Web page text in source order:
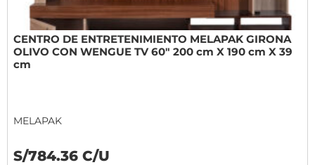
CENTRO DE ENTRETENIMIENTO MELAPAK GIRONA
OLIVO CON WENGUE TV 60" 200 cm X 190 cm X 39
cm
MELAPAK
S/784.36 C/U